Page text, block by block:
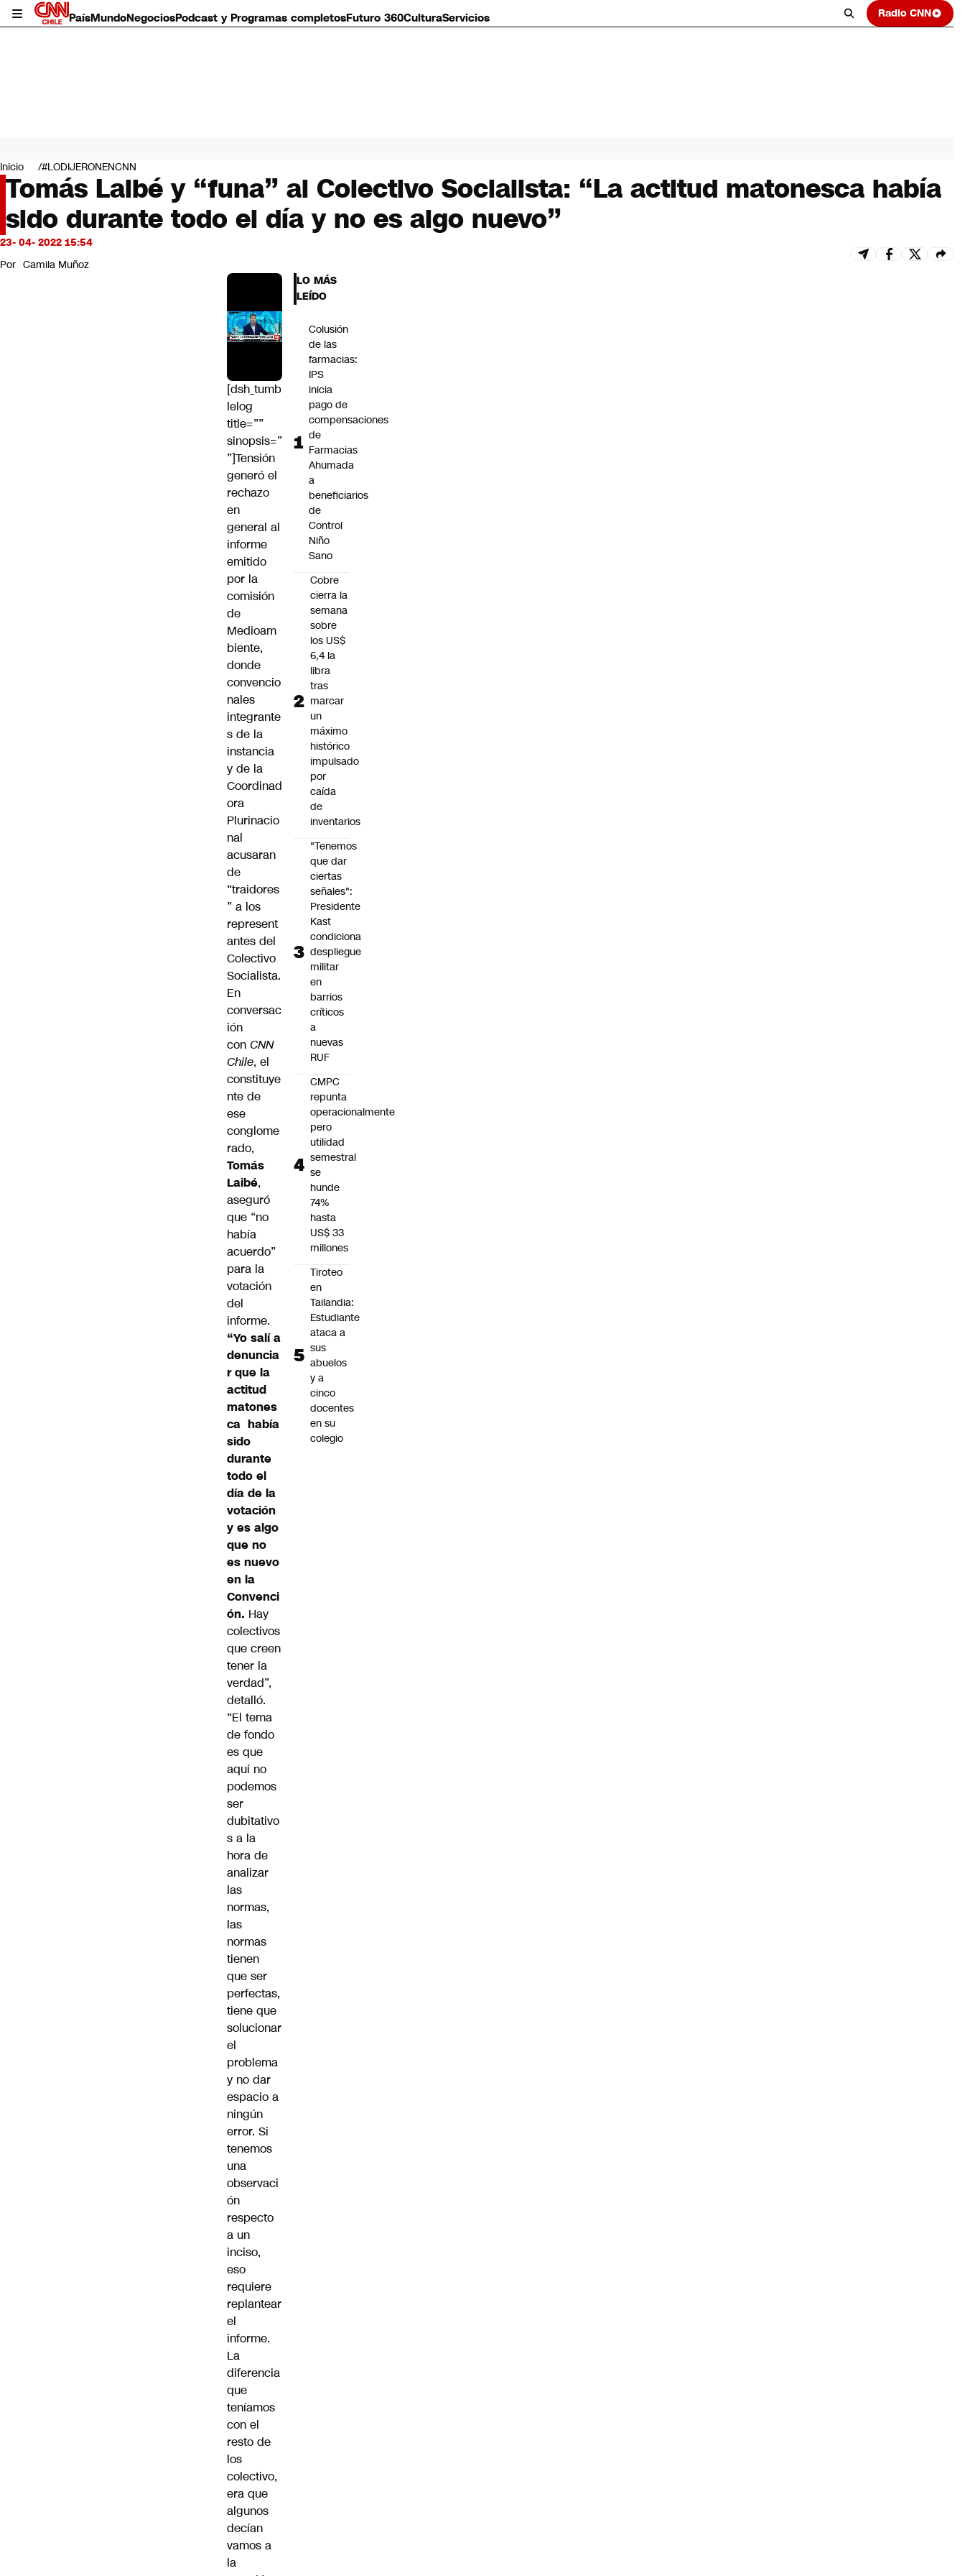
PaísMundoNegociosPodcast y Programas completosFuturo 360CulturaServicios Radio CNN
Mundo
Negocios
Deportes
Programas completos
Cultura
Servicios
Bits
CNN Data
Inicio #LODIJERONENCNN
Tomás Laibé y “funa” al Colectivo Socialista: “La actitud matonesca había
sido durante todo el día y no es algo nuevo”
23- 04- 2022 15:54
Por Camila Muñoz
[dsh_tumb
lelog
title=””
sinopsis=”
”]Tensión
generó el
rechazo
en
general al
informe
emitido
por la
comisión
de
Medioam
biente,
donde
convencio
nales
integrante
s de la
instancia
y de la
Coordinad
ora
Plurinacio
nal
acusaran
de
“traidores
” a los
represent
antes del
Colectivo
Socialista.
En
conversac
ión
con CNN
Chile, el
constituye
nte de
ese
conglome
rado,
Tomás
Laibé,
aseguró
que “no
había
acuerdo”
para la
votación
del
informe.
“Yo salí a
denuncia
r que la
actitud
matones
ca había
sido
durante
todo el
día de la
votación
y es algo
que no
es nuevo
en la
Convenci
ón. Hay
colectivos
que creen
tener la
verdad”,
detalló.
“El tema
de fondo
es que
aquí no
podemos
ser
dubitativo
s a la
hora de
analizar
las
normas,
las
normas
tienen
que ser
perfectas,
tiene que
solucionar
el
problema
y no dar
espacio a
ningún
error. Si
tenemos
una
observaci
ón
respecto
a un
inciso,
eso
requiere
replantear
el
informe.
La
diferencia
que
teníamos
con el
resto de
los
colectivo,
era que
algunos
decían
vamos a
la
LO MÁS
LEÍDO
Colusión
de las
farmacias:
IPS
inicia
pago de
compensaciones
de
Farmacias
Ahumada
a
beneficiarios
de
Control
Niño
Sano
Cobre
cierra la
semana
sobre
los US$
6,4 la
libra
tras
marcar
un
máximo
histórico
impulsado
por
caída
de
inventarios
"Tenemos
que dar
ciertas
señales":
Presidente
Kast
condiciona
despliegue
militar
en
barrios
críticos
a
nuevas
RUF
CMPC
repunta
operacionalmente
pero
utilidad
semestral
se
hunde
74%
hasta
US$ 33
millones
Tiroteo
en
Tailandia:
Estudiante
ataca a
sus
abuelos
y a
cinco
docentes
en su
colegio